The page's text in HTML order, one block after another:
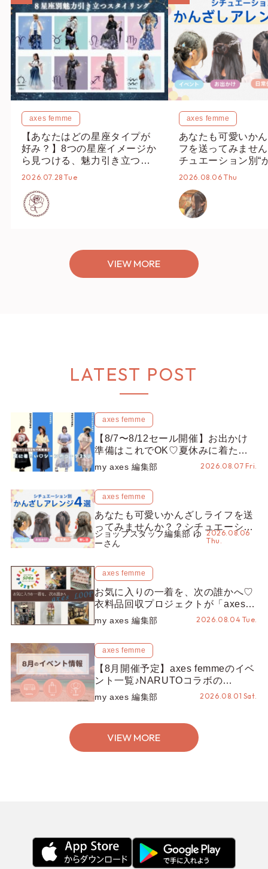
axes femme
【あなたはどの星座タイプが
好み？】8つの星座イメージか
ら見つける、魅力引き立つス
タイリング♡
2026.07.28 Tue
axes femme
あなたも可愛いか
フを送ってみませ
チュエーション別“
オススメ【ショッ
2026.08.06 Thu
VIEW MORE
LATEST POST
axes femme
【8/7〜8/12セール開催】お出かけ
準備はこれでOK♡夏休みに着たい
コーデ25選をシーン別に徹底解説！
my axes 編集部 2026.08.07 Fri.
axes femme
あなたも可愛いかんざしライフを送
ってみませんか？？シチュエーショ
ン別“かんざし”のオススメ【ショッ
プスタッフ編集部】
ショップスタッフ編集部 ゆ
ーさん
2026.08.06
Thu.
axes femme
お気に入りの一着を、次の誰かへ♡
衣料品回収プロジェクトが「axes
LOOP」にアップデート！活用する
とポイントが手に入る◎
my axes 編集部 2026.08.04 Tue.
axes femme
【8月開催予定】axes femmeのイベ
ント一覧♪NARUTOコラボの
REZEN POPUPから、プチYour
Stage.、ティーパーティまで！8月
my axes 編集部 2026.08.01 Sat.
VIEW MORE